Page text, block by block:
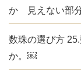
か 見えない部
数珠の選び方
か。￼